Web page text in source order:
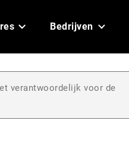
Bedrijven
verantwoordelijk voor de